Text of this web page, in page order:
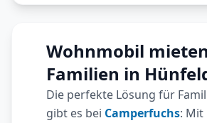
Wohnmobil
Familien in
Die perfekte Lösung für
gibt es bei Camperfuchs: Mit